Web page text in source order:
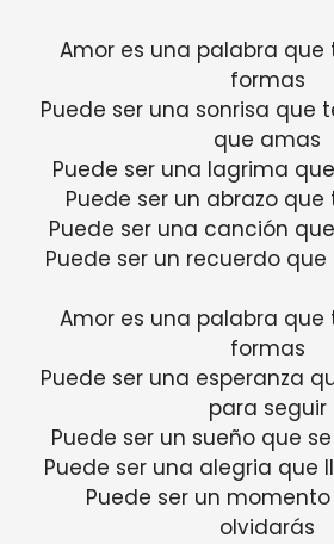
Amor es una palabra
formas
Puede ser una sonrisa que
que amas
Puede ser una lagrima
Puede ser un abrazo
Puede ser una canción
Puede ser un recuerdo
Amor es una palabra
formas
Puede ser una esperanza
para seguir
Puede ser un sueño que
Puede ser una alegria que
Puede ser un
olvidarás